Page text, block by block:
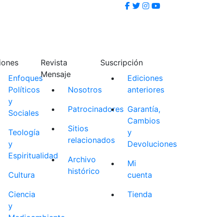
Enfoques
Políticos
y
Sociales
Teología
y
Espiritualidad
Cultura
Ciencia
y
Revista
Mensaje
Nosotros
Patrocinadores
Sitios
relacionados
Archivo
histórico
Suscripción
Ediciones
anteriores
Garantía,
Cambios
y
Devoluciones
Mi
cuenta
Tienda